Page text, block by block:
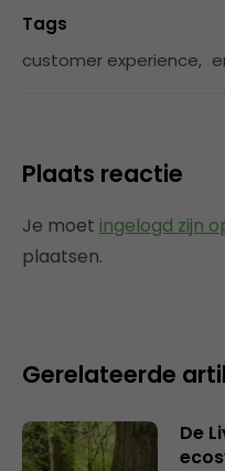
Tags
customer experience,
Plaats reactie
Je moet ingelogd zijn
plaatsen.
Gerelateerde
De